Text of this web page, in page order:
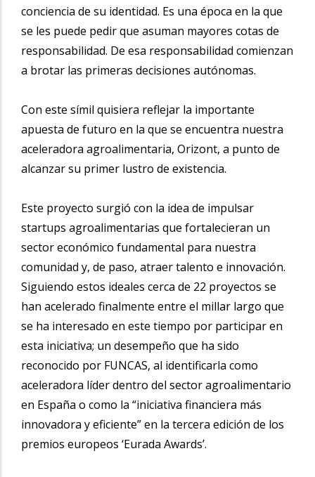
conciencia de su identidad. Es una época en la que
se les puede pedir que asuman mayores cotas de
responsabilidad. De esa responsabilidad comienzan
a brotar las primeras decisiones autónomas.
Con este símil quisiera reflejar la importante
apuesta de futuro en la que se encuentra nuestra
aceleradora agroalimentaria, Orizont, a punto de
alcanzar su primer lustro de existencia.
Este proyecto surgió con la idea de impulsar
startups agroalimentarias que fortalecieran un
sector económico fundamental para nuestra
comunidad y, de paso, atraer talento e innovación.
Siguiendo estos ideales cerca de 22 proyectos se
han acelerado finalmente entre el millar largo que
se ha interesado en este tiempo por participar en
esta iniciativa; un desempeño que ha sido
reconocido por FUNCAS, al identificarla como
aceleradora líder dentro del sector agroalimentario
en España o como la “iniciativa financiera más
innovadora y eficiente” en la tercera edición de los
premios europeos ‘Eurada Awards’.